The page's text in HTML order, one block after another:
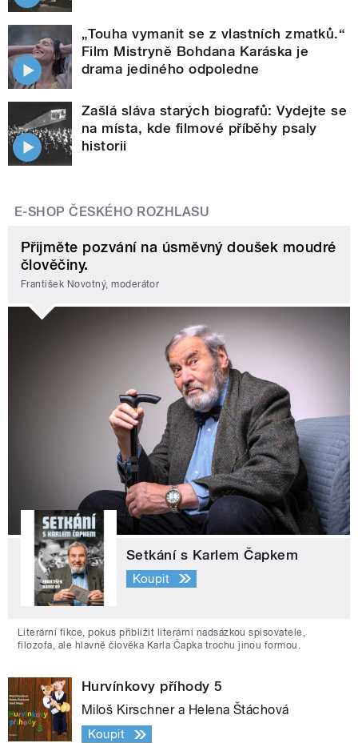
„Touha vymanit se z vlastních zmatků.“
Film Mistryně Bohdana Karáska je
drama jediného odpoledne
Zašlá sláva starých biografů: Vydejte se
na místa, kde filmové příběhy psaly
historii
E-SHOP ČESKÉHO ROZHLASU
Přijměte pozvání na úsměvný doušek moudré
člověčiny.
František Novotný, moderátor
Setkání s Karlem Čapkem
Koupit
Literární fikce, pokus přiblížit literární nadsázkou spisovatele,
filozofa, ale hlavně člověka Karla Čapka trochu jinou formou.
Hurvínkovy příhody 5
Miloš Kirschner a Helena Štáchová
Koupit